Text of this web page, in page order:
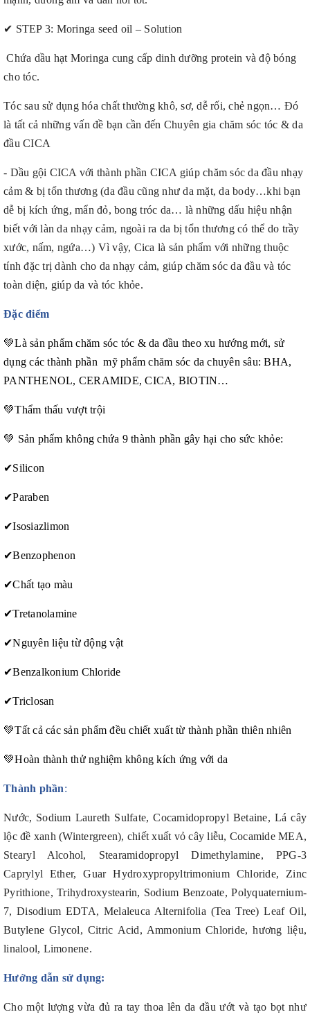
✔ STEP 3: Moringa seed oil – Solution
Chứa dầu hạt Moringa cung cấp dinh dưỡng protein và độ bóng
cho tóc.
Tóc sau sử dụng hóa chất thường khô, sơ, dễ rối, chẻ ngọn… Đó
là tất cả những vấn đề bạn cần đến Chuyên gia chăm sóc tóc & da
đầu CICA
- Dầu gội CICA với thành phần CICA giúp chăm sóc da đầu nhạy
cảm & bị tổn thương (da đầu cũng như da mặt, da body…khi bạn
dễ bị kích ứng, mẩn đỏ, bong tróc da… là những dấu hiệu nhận
biết với làn da nhạy cảm, ngoài ra da bị tổn thương có thể do trầy
xước, nấm, ngứa…) Vì vậy, Cica là sản phẩm với những thuộc
tính đặc trị dành cho da nhạy cảm, giúp chăm sóc da đầu và tóc
toàn diện, giúp da và tóc khỏe.
Đặc điểm
💚Là sản phẩm chăm sóc tóc & da đầu theo xu hướng mới, sử
dụng các thành phần mỹ phẩm chăm sóc da chuyên sâu: BHA,
PANTHENOL, CERAMIDE, CICA, BIOTIN…
💚Thẩm thấu vượt trội
💚 Sản phẩm không chứa 9 thành phần gây hại cho sức khỏe:
✔Silicon
✔Paraben
✔Isosiazlimon
✔Benzophenon
✔Chất tạo màu
✔Tretanolamine
✔Nguyên liệu từ động vật
✔Benzalkonium Chloride
✔Triclosan
💚Tất cả các sản phẩm đều chiết xuất từ thành phần thiên nhiên
💚Hoàn thành thử nghiệm không kích ứng với da
Thành phần:
Nước, Sodium Laureth Sulfate, Cocamidopropyl Betaine, Lá cây
lộc đề xanh (Wintergreen), chiết xuất vỏ cây liễu, Cocamide MEA,
Stearyl Alcohol, Stearamidopropyl Dimethylamine, PPG-3
Caprylyl Ether, Guar Hydroxypropyltrimonium Chloride, Zinc
Pyrithione, Trihydroxystearin, Sodium Benzoate, Polyquaternium-
7, Disodium EDTA, Melaleuca Alternifolia (Tea Tree) Leaf Oil,
Butylene Glycol, Citric Acid, Ammonium Chloride, hương liệu,
linalool, Limonene.
Hướng dẫn sử dụng:
Cho một lượng vừa đủ ra tay thoa lên da đầu ướt và tạo bọt như